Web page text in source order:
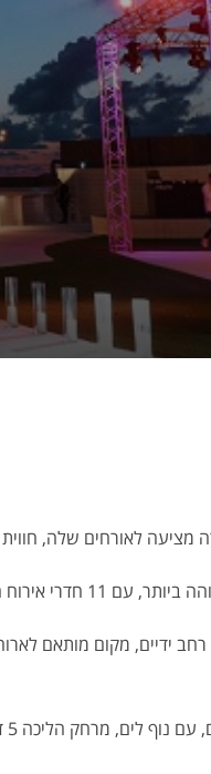
מציעה לאורחים שלה,
אורחים. לכל סוגי האירועים.
רחב ידיים, מקום מותאם